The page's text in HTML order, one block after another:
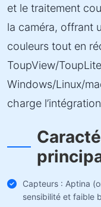
et le traitement
la caméra, offrant
couleurs tout en
ToupView/
Windows/Linux/
charge
Capteurs : Aptina
sensibilité et faible